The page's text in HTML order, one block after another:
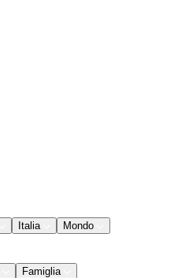
Italia
Mondo
Famiglia